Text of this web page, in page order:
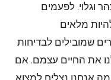
וגלוי. לפעמים
מלאים
שמובילים לבדיחות
את החיים עצמם. אם
אנחנו נצליח למצוא